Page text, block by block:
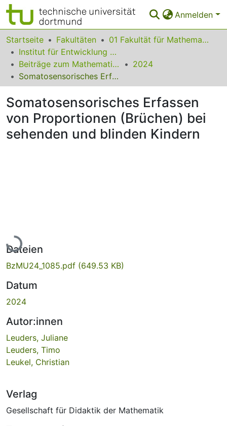
Anmelden
Bereiche & Sammlungen
Das gesamte Repositorium
Statistiken
FAQ
Leitlinien
Zurück zur Startseite
Startseite Fakultäten
01 Fakultät für Mathematik
Institut für Entwicklung und Erforschung des Mathematikunterrichts
Beiträge zum Mathematikunterricht
2024
Somatosensorisches Erfassen von Proportionen (Brüchen) bei sehenden und blinden Kindern
Somatosensorisches Erfassen
von Proportionen (Brüchen) bei
sehenden und blinden Kindern
Lade...
Dateien
BzMU24_1085.pdf (649.53 KB)
Datum
2024
Autor:innen
Leuders, Juliane
Leuders, Timo
Leukel, Christian
Verlag
Gesellschaft für Didaktik der Mathematik